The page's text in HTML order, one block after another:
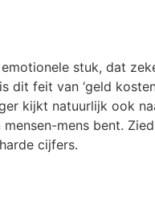
stuk, dat
feit van ‘geld
kijkt natuurlijk ook
mens bent.
cijfers.